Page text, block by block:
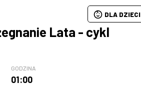
Lata - cykl
GODZINA
01:00
DLA DZIECI